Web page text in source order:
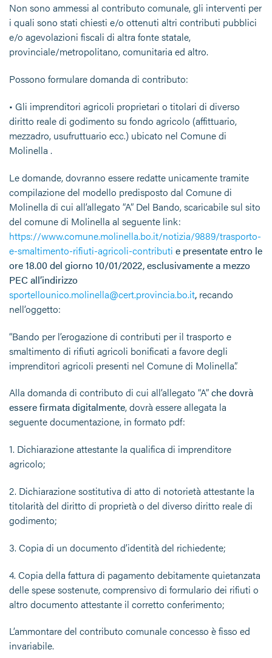
Non sono ammessi al contributo comunale, gli interventi per
i quali sono stati chiesti e/o ottenuti altri contributi pubblici
e/o agevolazioni fiscali di altra fonte statale,
provinciale/metropolitano, comunitaria ed altro.
Possono formulare domanda di contributo:
• Gli imprenditori agricoli proprietari o titolari di diverso
diritto reale di godimento su fondo agricolo (affittuario,
mezzadro, usufruttuario ecc.) ubicato nel Comune di
Molinella .
Le domande, dovranno essere redatte unicamente tramite
compilazione del modello predisposto dal Comune di
Molinella di cui all’allegato “A” Del Bando, scaricabile sul sito
del comune di Molinella al seguente link:
https://www.comune.molinella.bo.it/notizia/9889/trasporto-
e-smaltimento-rifiuti-agricoli-contributi e presentate entro le
ore 18.00 del giorno 10/01/2022, esclusivamente a mezzo
PEC all’indirizzo
sportellounico.molinella@cert.provincia.bo.it, recando
nell’oggetto:
“Bando per l’erogazione di contributi per il trasporto e
smaltimento di rifiuti agricoli bonificati a favore degli
imprenditori agricoli presenti nel Comune di Molinella”.
Alla domanda di contributo di cui all’allegato “A”che dovrà
essere firmata digitalmente, dovrà essere allegata la
seguente documentazione, in formato pdf:
1. Dichiarazione attestante la qualifica di imprenditore
agricolo;
2. Dichiarazione sostitutiva di atto di notorietà attestante la
titolarità del diritto di proprietà o del diverso diritto reale di
godimento;
3. Copia di un documento d’identità del richiedente;
4. Copia della fattura di pagamento debitamente quietanzata
delle spese sostenute, comprensivo di formulario dei rifiuti o
altro documento attestante il corretto conferimento;
L’ammontare del contributo comunale concesso è fisso ed
invariabile.